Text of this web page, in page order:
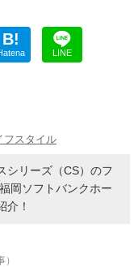
B!
LINE
フスタイル
シリーズ（CS）のフ
岡ソフトバンクホー
介！